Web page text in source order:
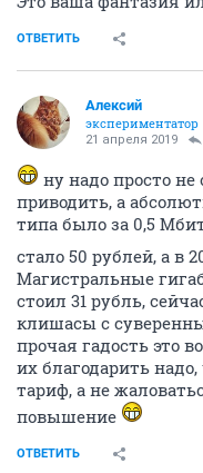
ОТВЕТИТЬ
Алексий
экспериментатор
21 апреля 2019
ну надо просто
приводить, а
типа было за 0,5
стало 50 рублей, а в
Магистральные
стоил 31 рубль,
клишасы с
прочая гадость это
их благодарить
тариф, а не
повышение
ОТВЕТИТЬ